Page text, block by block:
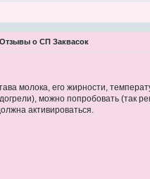
Отзывы о СП Заквасок
молока, его жирности,
можно попробовать (так
активироваться.